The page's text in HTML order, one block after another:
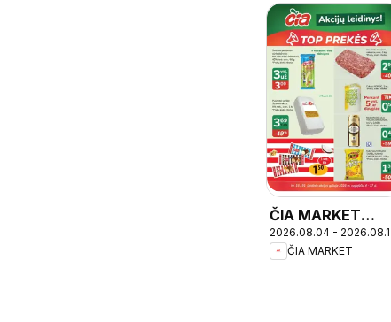
ČIA MARKET
leidinys
2026.08.04 -
ČIA MARKET